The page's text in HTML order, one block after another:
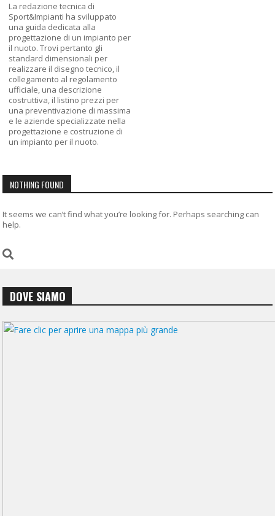
La redazione tecnica di
Sport&Impianti ha sviluppato
una guida dedicata alla
progettazione di un impianto per
il nuoto. Trovi pertanto gli
standard dimensionali per
realizzare il disegno tecnico, il
collegamento al regolamento
ufficiale, una descrizione
costruttiva, il listino prezzi per
una preventivazione di massima
e le aziende specializzate nella
progettazione e costruzione di
un impianto per il nuoto.
NOTHING FOUND
It seems we can’t find what you’re looking for. Perhaps searching can
help.
DOVE SIAMO